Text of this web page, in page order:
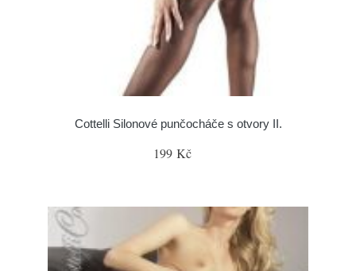
Cottelli Silonové punčocháče s otvory II.
199 Kč